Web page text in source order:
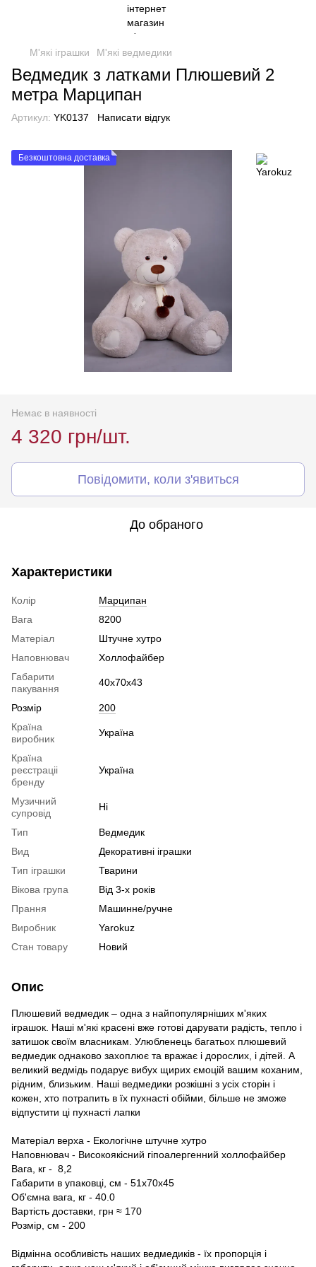
М'які іграшки М'які ведмедики
Ведмедик з латками Плюшевий 2
метра Марципан
Артикул: YK0137 Написати відгук
Безкоштовна доставка
Немає в наявності
4 320 грн/шт.
Повідомити, коли з'явиться
До обраного
Характеристики
Колір
Марципан
Вага
8200
Матеріал
Штучне хутро
Наповнювач
Холлофайбер
Габарити
пакування
40х70х43
Розмір
200
Країна
виробник
Україна
Країна
реєстраціі
бренду
Україна
Музичний
супровід
Ні
Тип
Ведмедик
Вид
Декоративні іграшки
Тип іграшки
Тварини
Вікова група
Від 3-х років
Прання
Машинне/ручне
Виробник
Yarokuz
Стан товару
Новий
Опис
Плюшевий ведмедик – одна з найпопулярніших м'яких
іграшок. Наші м'які красені вже готові дарувати радість, тепло і
затишок своїм власникам. Улюбленець багатьох плюшевий
ведмедик однаково захоплює та вражає і дорослих, і дітей. А
великий ведмідь подарує вибух щирих ємоцій вашим коханим,
рідним, близьким. Наші ведмедики розкішні з усіх сторін і
кожен, хто потрапить в їх пухнасті обійми, більше не зможе
відпустити ці пухнасті лапки
Матеріал верха - Екологічне штучне хутро
Наповнювач - Високоякісний гіпоалергенний холлофайбер
Вага, кг - 8,2
Габарити в упаковці, см - 51х70х45
Об'ємна вага, кг - 40.0
Вартість доставки, грн ≈ 170
Розмір, см - 200
Відмінна особливість наших ведмедиків - їх пропорція і